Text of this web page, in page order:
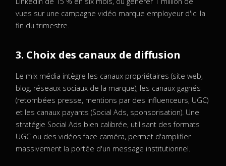
vues sur une campagne vidéo marque employeur d'ici la
fin du trimestre.
3. Choix des canaux de diffusion
Le mix média intègre les canaux propriétaires (site web,
blog, réseaux sociaux de la marque), les canaux gagnés
(retombées presse, mentions par des influenceurs, UGC)
et les canaux payants (Social Ads, sponsorisation). Une
stratégie Social Ads bien calibrée, utilisant des formats
UGC ou des vidéos face caméra, permet d'amplifier
massivement la portée d'un message institutionnel.